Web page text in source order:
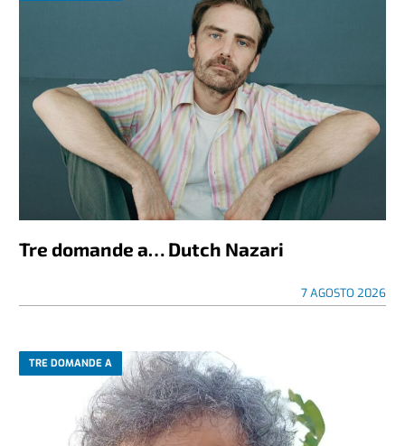
Tre domande a… Dutch Nazari
7 AGOSTO 2026
TRE DOMANDE A